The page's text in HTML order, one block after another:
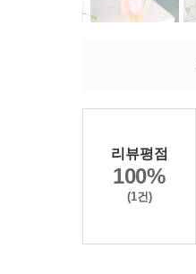
리뷰평점
100%
(1건)